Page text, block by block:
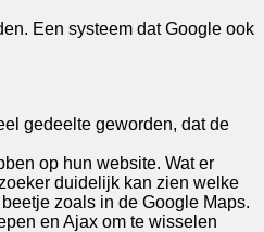
Een systeem dat Google ook
gedeelte geworden, dat de
op hun website. Wat er
duidelijk kan zien welke
zoals in de Google Maps.
en Ajax om te wisselen